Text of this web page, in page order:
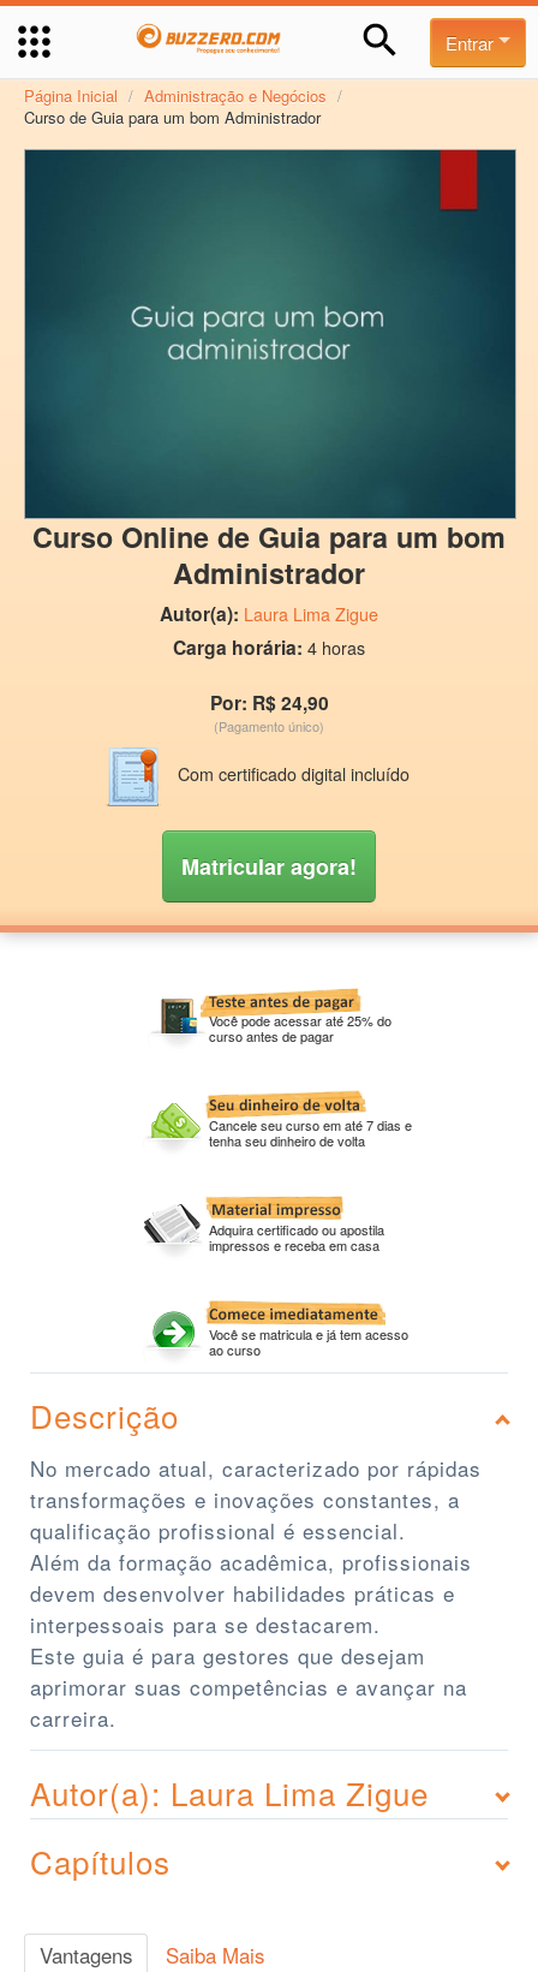
Entrar
Página Inicial / Administração e Negócios /
Curso de Guia para um bom Administrador
Curso Online de Guia para um bom
Administrador
Autor(a): Laura Lima Zigue
Carga horária: 4 horas
Por: R$ 24,90
(Pagamento único)
Com certificado digital incluído
Matricular agora!
Você pode acessar até 25% do
curso antes de pagar
Cancele seu curso em até 7 dias e
tenha seu dinheiro de volta
Adquira certificado ou apostila
impressos e receba em casa
Você se matricula e já tem acesso
ao curso
Descrição
No mercado atual, caracterizado por rápidas
transformações e inovações constantes, a
qualificação profissional é essencial.
Além da formação acadêmica, profissionais
devem desenvolver habilidades práticas e
interpessoais para se destacarem.
Este guia é para gestores que desejam
aprimorar suas competências e avançar na
carreira.
Autor(a): Laura Lima Zigue
Capítulos
Vantagens Saiba Mais